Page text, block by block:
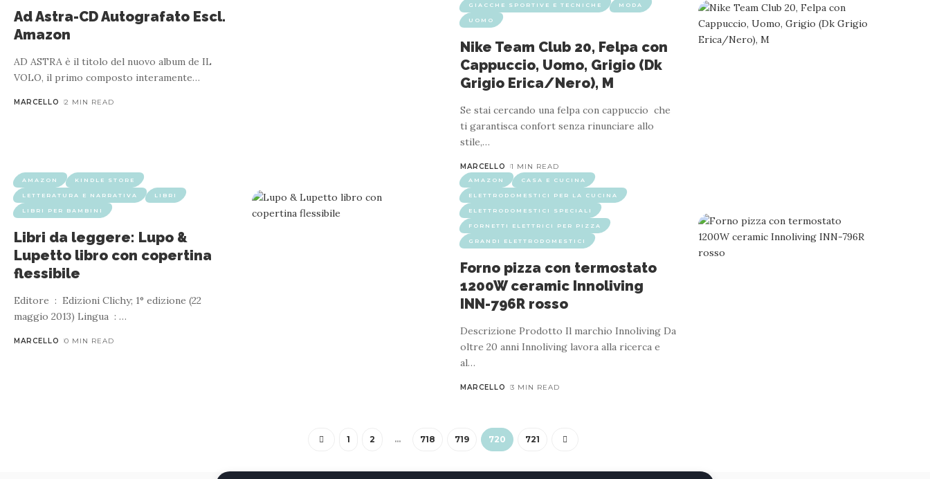
Ad Astra-CD Autografato Escl.
Amazon
AD ASTRA è il titolo del nuovo album de IL
VOLO, il primo composto interamente…
MARCELLO 2 MIN READ
GIACCHE SPORTIVE E TECNICHE MODA
UOMO
Nike Team Club 20, Felpa con
Cappuccio, Uomo, Grigio (Dk
Grigio Erica/Nero), M
Se stai cercando una felpa con cappuccio che
ti garantisca confort senza rinunciare allo
stile,…
MARCELLO 1 MIN READ
AMAZON KINDLE STORE
LETTERATURA E NARRATIVA LIBRI
LIBRI PER BAMBINI
Libri da leggere: Lupo &
Lupetto libro con copertina
flessibile
Editore ‏ : ‎ Edizioni Clichy; 1° edizione (22
maggio 2013) Lingua ‏ : ‎ …
MARCELLO 0 MIN READ
AMAZON CASA E CUCINA
ELETTRODOMESTICI PER LA CUCINA
ELETTRODOMESTICI SPECIALI
FORNETTI ELETTRICI PER PIZZA
GRANDI ELETTRODOMESTICI
Forno pizza con termostato
1200W ceramic Innoliving
INN-796R rosso
Descrizione Prodotto Il marchio Innoliving Da
oltre 20 anni Innoliving lavora alla ricerca e
al…
MARCELLO 3 MIN READ
1 2 … 718 719 720 721